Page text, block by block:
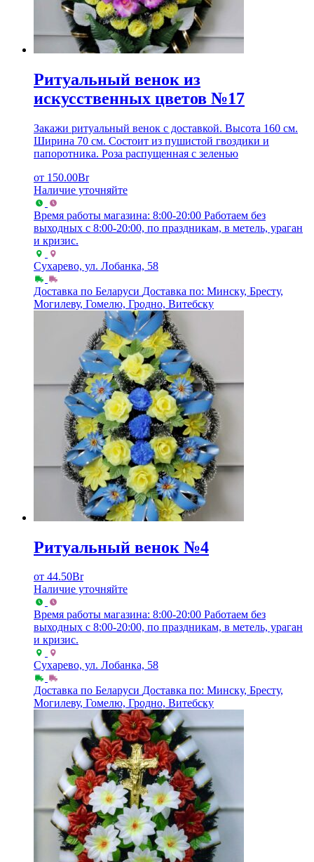
Ритуальный венок из
искусственных цветов №17
Закажи ритуальный венок с доставкой. Высота 160 см.
Ширина 70 см. Состоит из пушистой гвоздики и
папоротника. Роза распущенная с зеленью
от 150.00Br
Наличие уточняйте
Время работы магазина: 8:00-20:00 Работаем без
выходных с 8:00-20:00, по праздникам, в метель, ураган
и кризис.
Сухарево, ул. Лобанка, 58
Доставка по Беларуси Доставка по: Минску, Бресту,
Могилеву, Гомелю, Гродно, Витебску
Ритуальный венок №4
от 44.50Br
Наличие уточняйте
Время работы магазина: 8:00-20:00 Работаем без
выходных с 8:00-20:00, по праздникам, в метель, ураган
и кризис.
Сухарево, ул. Лобанка, 58
Доставка по Беларуси Доставка по: Минску, Бресту,
Могилеву, Гомелю, Гродно, Витебску